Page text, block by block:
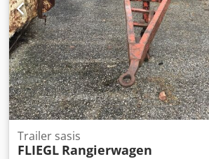
Trailer sasis
FLIEGL Rangierwagen